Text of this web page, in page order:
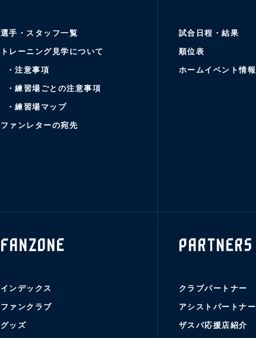
選手・スタッフ一覧
トレーニング見学について
・注意事項
・練習場ごとの注意事項
・練習場マップ
ファンレターの宛先
試合日程・結果
順位表
ホームイベント情報
FANZONE
インデックス
ファンクラブ
グッズ
PARTNERS
クラブパートナー
アシストパートナー
ザスパ応援店紹介